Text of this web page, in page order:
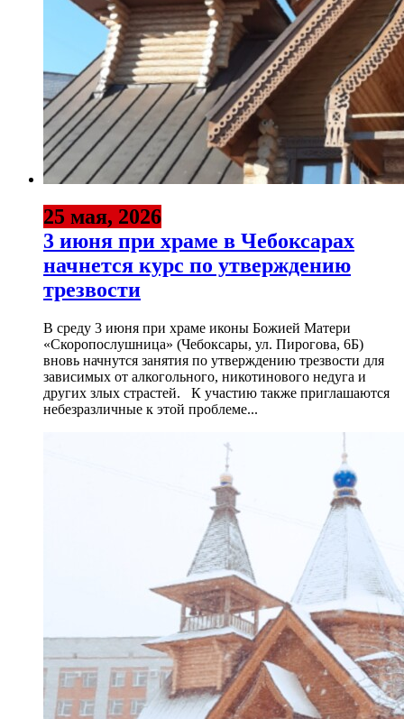
25 мая, 2026
3 июня при храме в Чебоксарах
начнется курс по утверждению
трезвости
В среду 3 июня при храме иконы Божией Матери
«Скоропослушница» (Чебоксары, ул. Пирогова, 6Б)
вновь начнутся занятия по утверждению трезвости для
зависимых от алкогольного, никотинового недуга и
других злых страстей. К участию также приглашаются
небезразличные к этой проблеме...